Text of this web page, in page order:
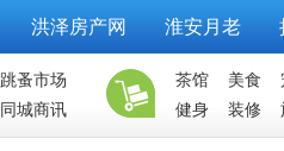
洪泽房产网 淮安月老
跳蚤市场
同城商讯
茶馆 美食
健身
装修